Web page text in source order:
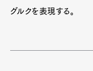
グルクを表現する。